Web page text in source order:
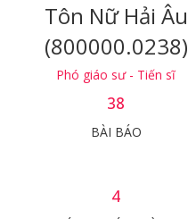
Tôn Nữ Hải Âu
(800000.0238)
Phó giáo sư - Tiến sĩ
38
BÀI BÁO
4